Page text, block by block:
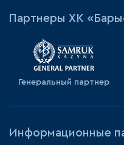
Партнеры ХК
Генеральный партнер
Информационные